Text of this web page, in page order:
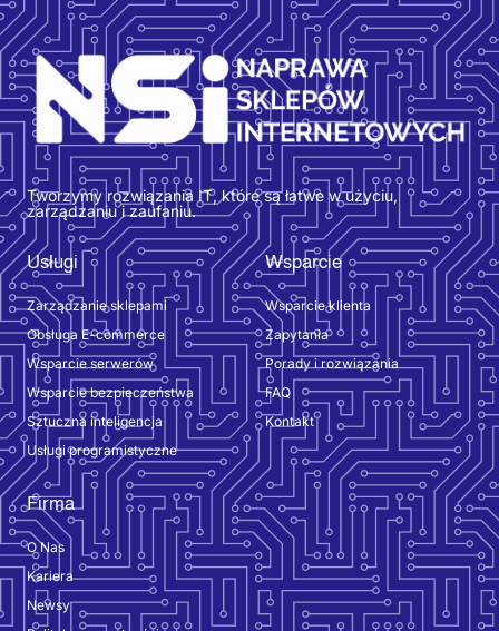
Tworzymy rozwiązania IT, które są łatwe w użyciu,
zarządzaniu i zaufaniu.
Usługi
Zarządzanie sklepami
Obsługa E-commerce
Wsparcie serwerów
Wsparcie bezpieczeństwa
Sztuczna inteligencja
Usługi programistyczne
Wsparcie
Wsparcie klienta
Zapytania
Porady i rozwiązania
FAQ
Kontakt
Firma
O Nas
Kariera
Newsy